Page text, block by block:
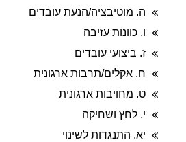
ה. מוטיבציה/הנעת עובדים
ו. כוונות עזיבה
ז. ביצועי עובדים
ח. אקלים/תרבות ארגונית
ט. מחויבות ארגונית
י. לחץ ושחיקה
יא. התנגדות לשינוי